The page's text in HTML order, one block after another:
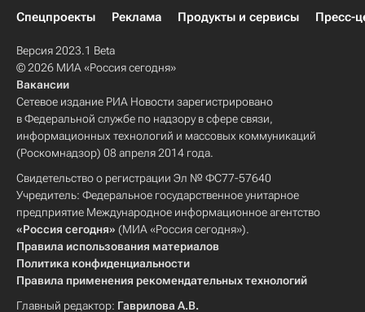
Спецпроекты
Реклама Продукты и сервисы Пресс-
Версия 2023.1 Beta
© 2026 МИА «Россия сегодня»
Вакансии
Сетевое издание РИА Новости зарегистрировано
в Федеральной службе по надзору в сфере связи,
информационных технологий и массовых коммуникаций
(Роскомнадзор) 08 апреля 2014 года.
Свидетельство о регистрации Эл № ФС77-57640
Учредитель: Федеральное государственное унитарное
предприятие Международное информационное агентство
«Россия сегодня» (МИА «Россия сегодня»).
Правила использования материалов
Политика конфиденциальности
Правила применения рекомендательных технологий
Главный редактор: Гаврилова А.В.